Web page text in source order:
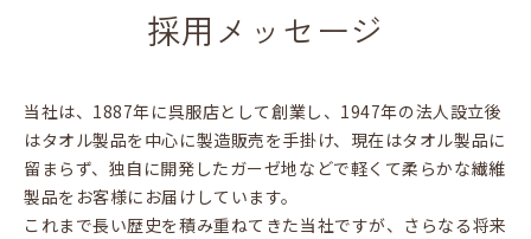
採用メッセージ
当社は、1887年に呉服店として創業し、1947年の法人設立後
はタオル製品を中心に製造販売を手掛け、現在はタオル製品に
留まらず、独自に開発したガーゼ地などで軽くて柔らかな繊維
製品をお客様にお届けしています。
これまで長い歴史を積み重ねてきた当社ですが、さらなる将来